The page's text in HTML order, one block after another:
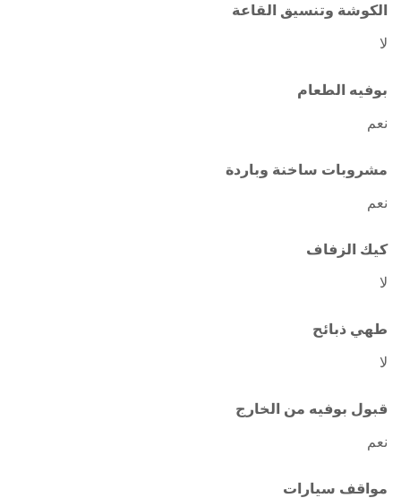
الكوشة وتنسيق القاعة
لا
بوفيه الطعام
نعم
مشروبات ساخنة وباردة
نعم
كيك الزفاف
لا
طهي ذبائح
لا
قبول بوفيه من الخارج
نعم
مواقف سيارات